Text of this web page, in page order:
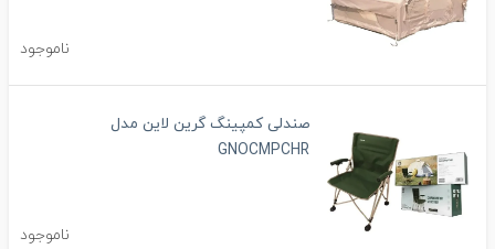
ناموجود
صندلی کمپینگ گرین لاین مدل
GNOCMPCHR
ناموجود